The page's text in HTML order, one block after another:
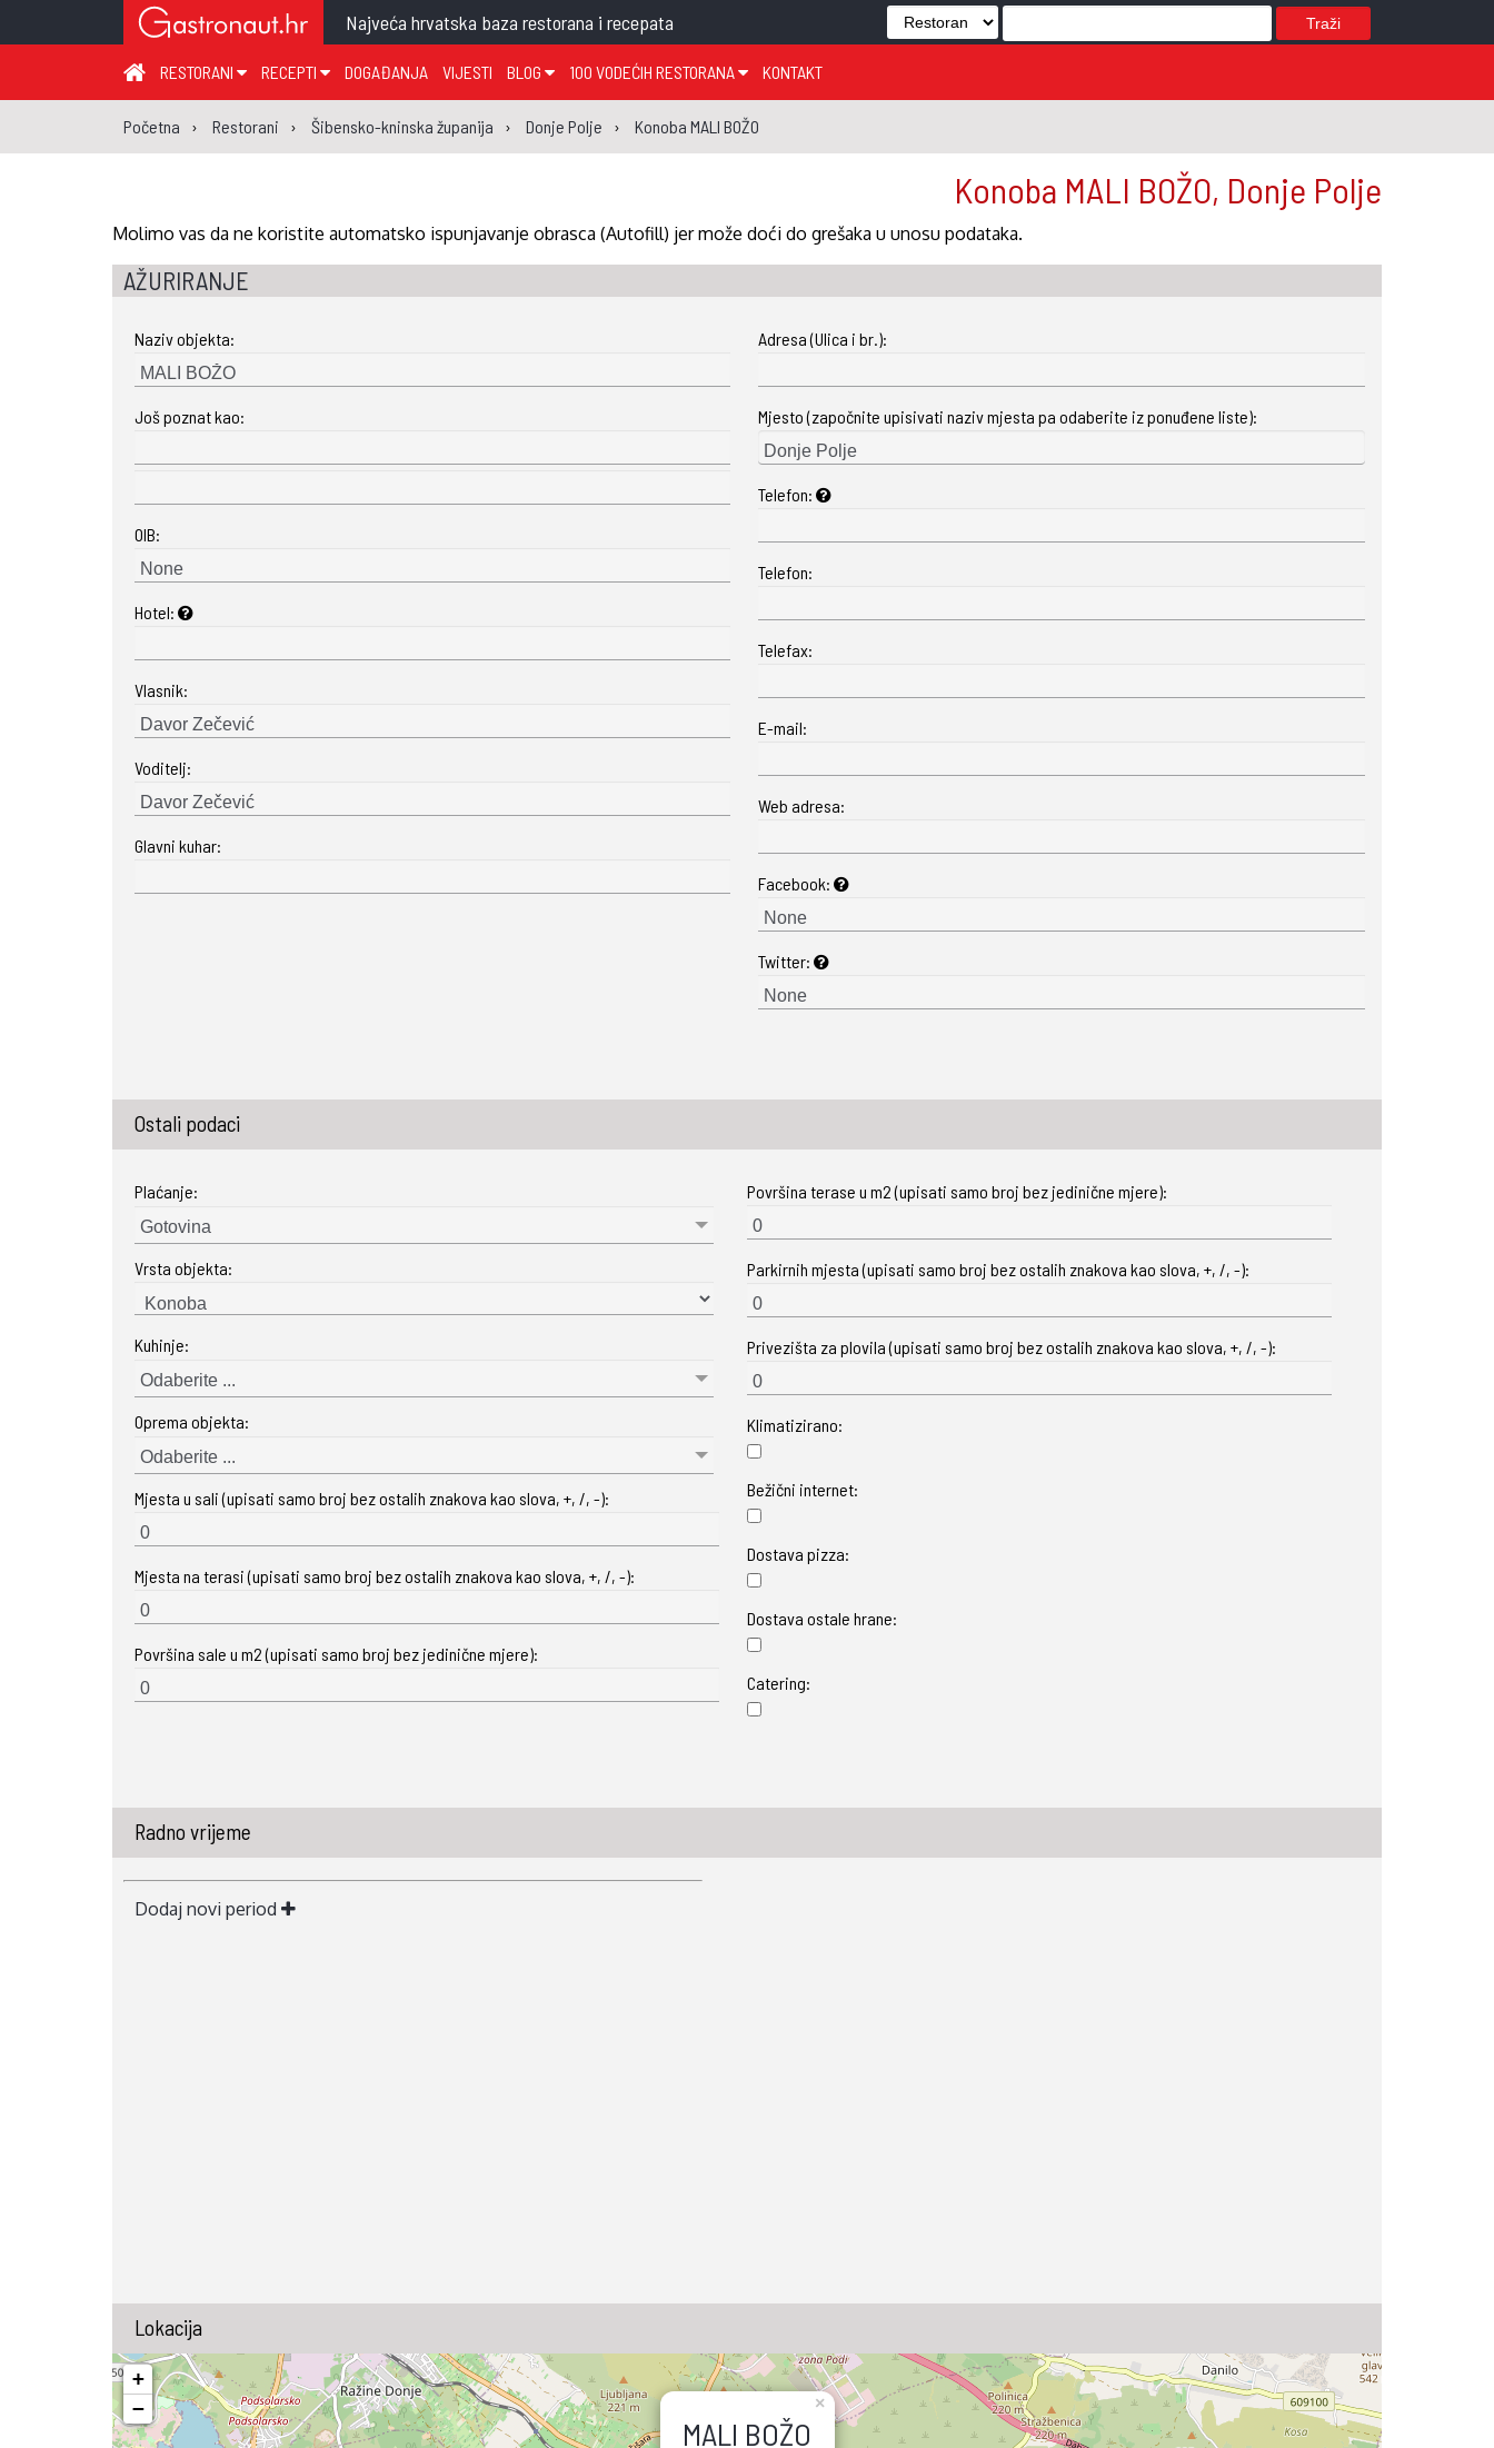
Najveća hrvatska baza restorana i recepata Traži
RESTORANI
ZAGREB I ZAGREBAČKA ŽUPANIJA
KRAPINSKO-ZAGORSKA ŽUPANIJA
MEĐIMURSKA ŽUPANIJA
SISAČKO-MOSLAVAČKA ŽUPANIJA
KOPRIVNIČKO-KRIŽEVAČKA ŽUPANIJA
BJELOVARSKO-BILOGORSKA ŽUPANIJA
PRIMORSKO-GORANSKA ŽUPANIJA
LIČKO-SENJSKA ŽUPANIJA
BRODSKO-POSAVSKA ŽUPANIJA
OSJEČKO-BARANJSKA ŽUPANIJA
ŠIBENSKO-KNINSKA ŽUPANIJA
VUKOVARSKO-SRIJEMSKA ŽUPANIJA
SPLITSKO-DALMATINSKA ŽUPANIJA
ISTARSKA ŽUPANIJA
DUBROVAČKO-NERETVANSKA ŽUPANIJA
RECEPTI
JUHA
PREDJELO
GLAVNO JELO
MEĐUJELO
SALATA
DESERT
PIZZA
NAPICI
DOGAĐANJA VIJESTI BLOG
TEMA TJEDNA
ZANIMLJIVOSTI
KLUB
GASTRO REGIJE
100 VODEĆIH RESTORANA
GLASANJE KNJIGE
KONTAKT
Početna Restorani Šibensko-kninska županija Donje Polje Konoba MALI BOŽO
Konoba MALI BOŽO, Donje Polje
Molimo vas da ne koristite automatsko ispunjavanje obrasca (Autofill) jer može doći do grešaka u unosu podataka.
AŽURIRANJE
Naziv objekta:
Još poznat kao:
OIB:
Hotel:
Vlasnik:
Voditelj:
Glavni kuhar:
Adresa (Ulica i br.):
Mjesto (započnite upisivati naziv mjesta pa odaberite iz ponuđene liste):
Telefon:
Telefon:
Telefax:
E-mail:
Web adresa:
Facebook:
Twitter:
Ostali podaci
Plaćanje:
Gotovina
Vrsta objekta:
Kuhinje:
Odaberite ...
Oprema objekta:
Odaberite ...
Mjesta u sali (upisati samo broj bez ostalih znakova kao slova, +, /, -):
Mjesta na terasi (upisati samo broj bez ostalih znakova kao slova, +, /, -):
Površina sale u m2 (upisati samo broj bez jedinične mjere):
Površina terase u m2 (upisati samo broj bez jedinične mjere):
Parkirnih mjesta (upisati samo broj bez ostalih znakova kao slova, +, /, -):
Privezišta za plovila (upisati samo broj bez ostalih znakova kao slova, +, /, -):
Klimatizirano:
Bežični internet:
Dostava pizza:
Dostava ostale hrane:
Catering:
Radno vrijeme
Dodaj novi period
Lokacija
MALI BOŽO
×
+
−